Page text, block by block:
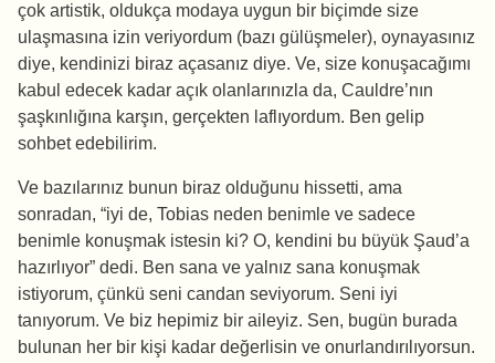
çok artistik, oldukça modaya uygun bir biçimde size
ulaşmasına izin veriyordum (bazı gülüşmeler), oynayasınız
diye, kendinizi biraz açasanız diye. Ve, size konuşacağımı
kabul edecek kadar açık olanlarınızla da, Cauldre’nın
şaşkınlığına karşın, gerçekten laflıyordum. Ben gelip
sohbet edebilirim.
Ve bazılarınız bunun biraz olduğunu hissetti, ama
sonradan, “iyi de, Tobias neden benimle ve sadece
benimle konuşmak istesin ki? O, kendini bu büyük Şaud’a
hazırlıyor” dedi. Ben sana ve yalnız sana konuşmak
istiyorum, çünkü seni candan seviyorum. Seni iyi
tanıyorum. Ve biz hepimiz bir aileyiz. Sen, bugün burada
bulunan her bir kişi kadar değerlisin ve onurlandırılıyorsun.